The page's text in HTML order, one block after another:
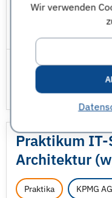
Wir verwenden
Praktikum
Architektur
Praktika KPMG